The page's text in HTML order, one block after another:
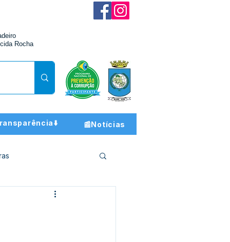
Rocha
📰Notícias